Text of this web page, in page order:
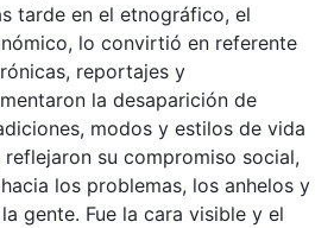
tarde en el etnográfico, el
lo convirtió en referente
reportajes y
la desaparición de
modos y estilos de vida
su compromiso social,
los problemas, los anhelos y
gente. Fue la cara visible y el